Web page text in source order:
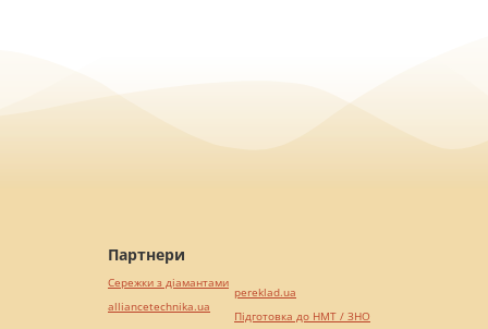
Партнери
Сережки з діамантами
alliancetechnika.ua
pereklad.ua
Підготовка до НМТ / ЗНО